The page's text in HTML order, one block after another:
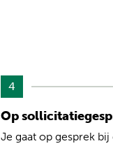
4
Op
Je gaat op gesprek bij